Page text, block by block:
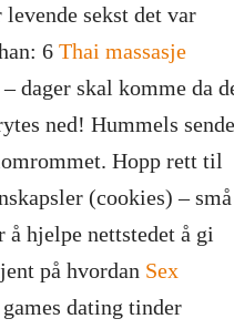
sekst det var
6 Thai massasje
dager skal komme da
ned! Hummels
Hopp rett til
(cookies) – små
hjelpe nettstedet å gi
på hvordan Sex
dating tinder